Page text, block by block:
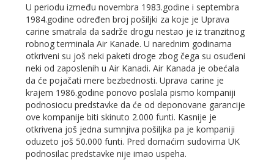
U periodu između novembra 1983.godine i septembra
1984.godine određen broj pošiljki za koje je Uprava
carine smatrala da sadrže drogu nestao je iz tranzitnog
robnog terminala Air Kanade. U narednim godinama
otkriveni su još neki paketi droge zbog čega su osuđeni
neki od zaposlenih u Air Kanadi. Air Kanada je obećala
da će pojačati mere bezbednosti. Uprava carine je
krajem 1986.godine ponovo poslala pismo kompaniji
podnosiocu predstavke da će od deponovane garancije
ove kompanije biti skinuto 2.000 funti. Kasnije je
otkrivena još jedna sumnjiva pošiljka pa je kompaniji
oduzeto još 50.000 funti. Pred domaćim sudovima UK
podnosilac predstavke nije imao uspeha.